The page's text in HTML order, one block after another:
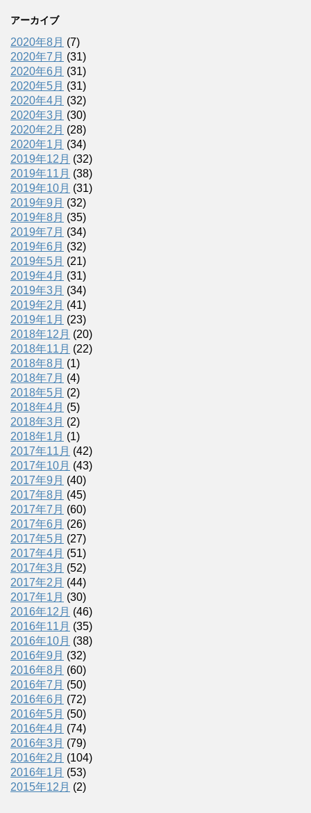
アーカイブ
2020年8月 (7)
2020年7月 (31)
2020年6月 (31)
2020年5月 (31)
2020年4月 (32)
2020年3月 (30)
2020年2月 (28)
2020年1月 (34)
2019年12月 (32)
2019年11月 (38)
2019年10月 (31)
2019年9月 (32)
2019年8月 (35)
2019年7月 (34)
2019年6月 (32)
2019年5月 (21)
2019年4月 (31)
2019年3月 (34)
2019年2月 (41)
2019年1月 (23)
2018年12月 (20)
2018年11月 (22)
2018年8月 (1)
2018年7月 (4)
2018年5月 (2)
2018年4月 (5)
2018年3月 (2)
2018年1月 (1)
2017年11月 (42)
2017年10月 (43)
2017年9月 (40)
2017年8月 (45)
2017年7月 (60)
2017年6月 (26)
2017年5月 (27)
2017年4月 (51)
2017年3月 (52)
2017年2月 (44)
2017年1月 (30)
2016年12月 (46)
2016年11月 (35)
2016年10月 (38)
2016年9月 (32)
2016年8月 (60)
2016年7月 (50)
2016年6月 (72)
2016年5月 (50)
2016年4月 (74)
2016年3月 (79)
2016年2月 (104)
2016年1月 (53)
2015年12月 (2)